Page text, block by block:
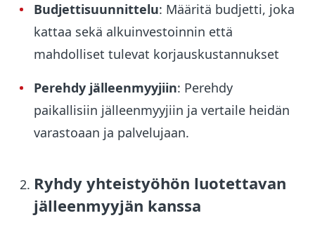
Budjettisuunnittelu: Määritä budjetti, joka
kattaa sekä alkuinvestoinnin että
mahdolliset tulevat korjauskustannukset
Perehdy jälleenmyyjiin: Perehdy
paikallisiin jälleenmyyjiin ja vertaile heidän
varastoaan ja palvelujaan.
Ryhdy yhteistyöhön luotettavan
jälleenmyyjän kanssa